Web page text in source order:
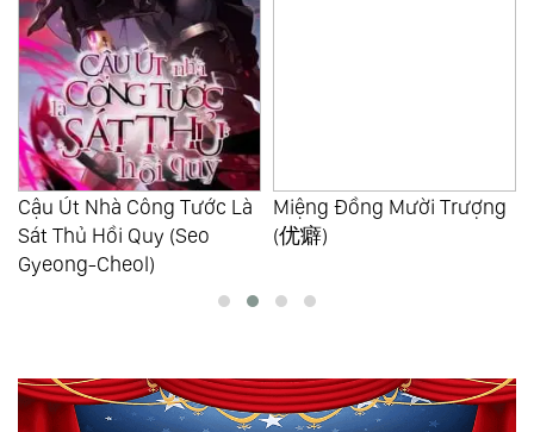
Miệng Đồng Mười Trượng
(优癖)
Đại Pháp Sư Toàn Năng -
Infinite Mage (Kim Chiwoo)